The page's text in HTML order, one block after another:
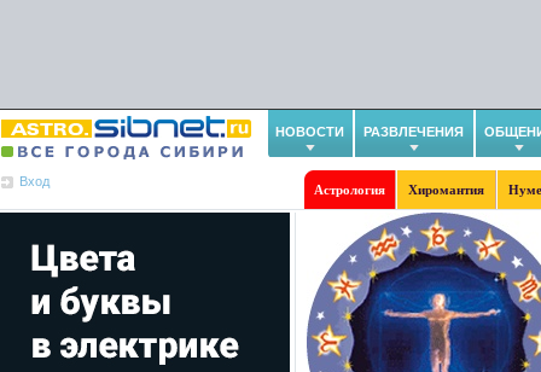
НОВОСТИ РАЗВЛЕЧЕНИЯ
Вход
Астрология Хиромантия